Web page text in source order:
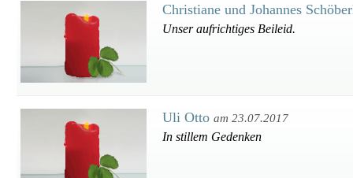
Christiane und Johannes
Unser aufrichtiges Beileid.
Uli Otto am 23.07.2017
In stillem Gedenken